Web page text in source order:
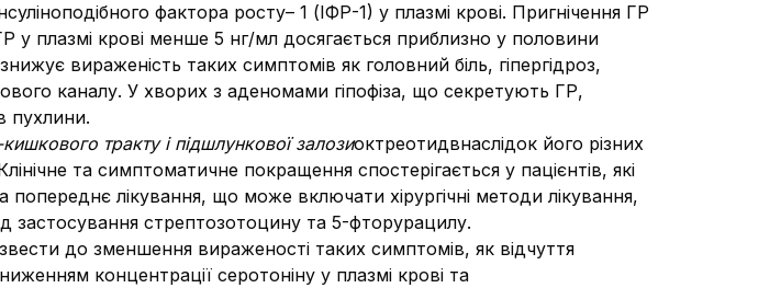
фактора росту– 1 (ІФР-1) у плазмі крові. Пригнічення ГР
у плазмі крові менше 5 нг/мл досягається приблизно у половини
вираженість таких симптомів як головний біль, гіпергідроз,
каналу. У хворих з аденомами гіпофіза, що секретують ГР,
пухлини.
тракту і підшлункової залозиоктреотидвнаслідок його різних
та симптоматичне покращення спостерігається у пацієнтів, які
лікування, що може включати хірургічні методи лікування,
застосування стрептозотоцину та 5-фторурацилу.
до зменшення вираженості таких симптомів, як відчуття
концентрації серотоніну у плазмі крові та